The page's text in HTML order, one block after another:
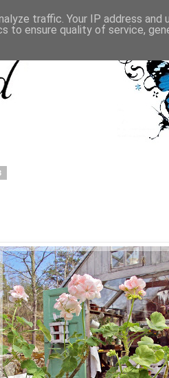
traffic. Your IP address and
to ensure quality of service,